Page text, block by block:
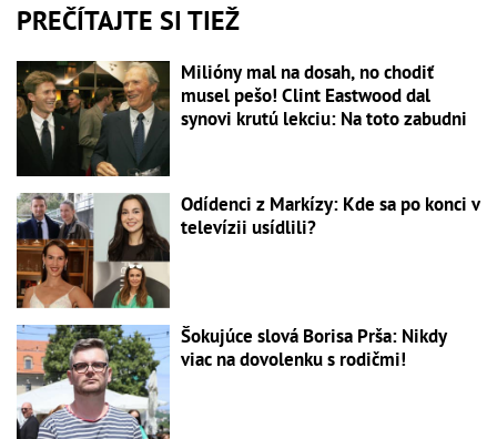
PREČÍTAJTE SI TIEŽ
Milióny mal na dosah, no chodiť
musel pešo! Clint Eastwood dal
synovi krutú lekciu: Na toto zabudni
Odídenci z Markízy: Kde sa po konci v
televízii usídlili?
Šokujúce slová Borisa Prša: Nikdy
viac na dovolenku s rodičmi!